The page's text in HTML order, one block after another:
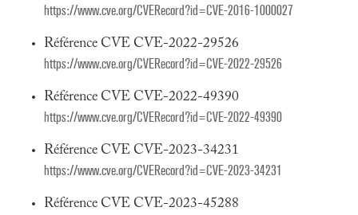
https://www.cve.org/CVERecord?id=CVE-2016-1000027
Référence CVE CVE-2022-29526
https://www.cve.org/CVERecord?id=CVE-2022-29526
Référence CVE CVE-2022-49390
https://www.cve.org/CVERecord?id=CVE-2022-49390
Référence CVE CVE-2023-34231
https://www.cve.org/CVERecord?id=CVE-2023-34231
Référence CVE CVE-2023-45288